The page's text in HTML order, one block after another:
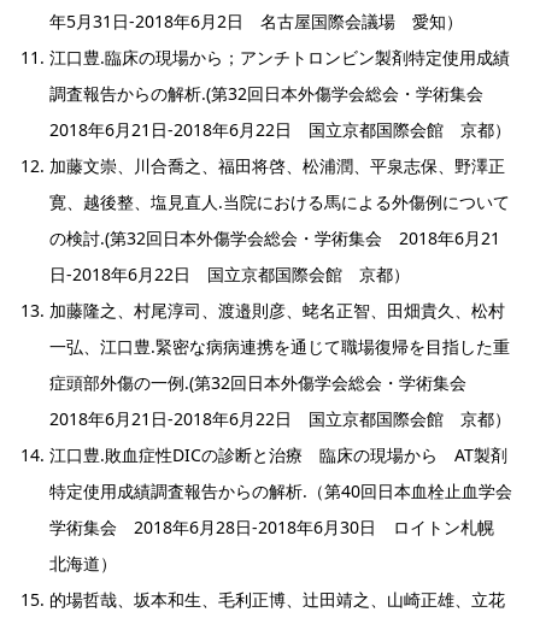
年5月31日-2018年6月2日 名古屋国際会議場 愛知）
江口豊.臨床の現場から；アンチトロンビン製剤特定使用成績
調査報告からの解析.(第32回日本外傷学会総会・学術集会
2018年6月21日-2018年6月22日 国立京都国際会館 京都）
加藤文崇、川合喬之、福田将啓、松浦潤、平泉志保、野澤正
寛、越後整、塩見直人.当院における馬による外傷例について
の検討.(第32回日本外傷学会総会・学術集会 2018年6月21
日-2018年6月22日 国立京都国際会館 京都）
加藤隆之、村尾淳司、渡邉則彦、蛯名正智、田畑貴久、松村
一弘、江口豊.緊密な病病連携を通じて職場復帰を目指した重
症頭部外傷の一例.(第32回日本外傷学会総会・学術集会
2018年6月21日-2018年6月22日 国立京都国際会館 京都）
江口豊.敗血症性DICの診断と治療 臨床の現場から AT製剤
特定使用成績調査報告からの解析.（第40回日本血栓止血学会
学術集会 2018年6月28日-2018年6月30日 ロイトン札幌
北海道）
的場哲哉、坂本和生、毛利正博、辻田靖之、山崎正雄、立花